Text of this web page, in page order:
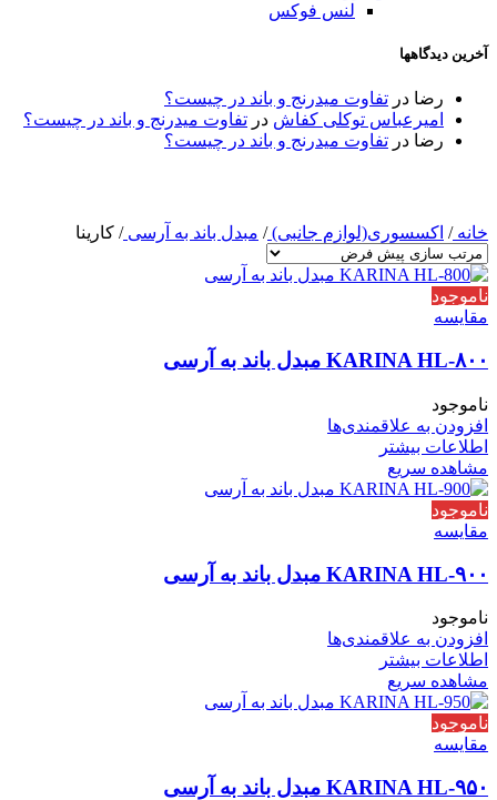
لنس فوکس
آخرین دیدگاهها
رضا در تفاوت میدرنج و باند در چیست؟
امیرعباس توکلی کفاش در تفاوت میدرنج و باند در چیست؟
رضا در تفاوت میدرنج و باند در چیست؟
خانه/ اکسسوری(لوازم جانبی)/ مبدل باند به آرسی/ کارینا
ناموجود
مقایسه
KARINA HL-۸۰۰ مبدل باند به آرسی
ناموجود
افزودن به علاقمندی‌ها
اطلاعات بیشتر
مشاهده سریع
ناموجود
مقایسه
KARINA HL-۹۰۰ مبدل باند به آرسی
ناموجود
افزودن به علاقمندی‌ها
اطلاعات بیشتر
مشاهده سریع
ناموجود
مقایسه
KARINA HL-۹۵۰ مبدل باند به آرسی